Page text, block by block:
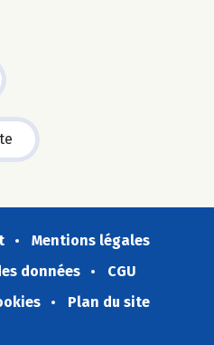
Mentions légales
données
CGU
Plan du site